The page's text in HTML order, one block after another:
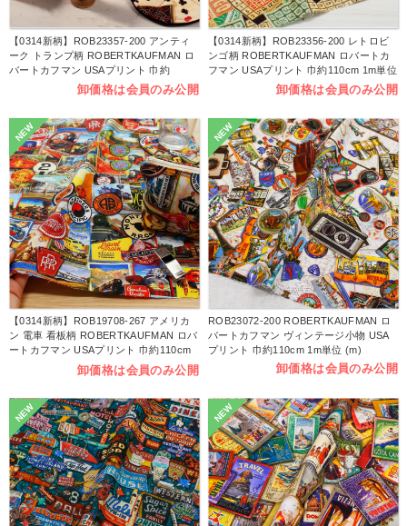
【0314新柄】ROB23357-200 アンティ
ーク トランプ柄 ROBERTKAUFMAN ロ
バートカフマン USAプリント 巾約
110cm 1m単位 (m)卸価格は会員のみ公開
【0314新柄】ROB23356-200 レトロビ
ンゴ柄 ROBERTKAUFMAN ロバートカ
フマン USAプリント 巾約110cm 1m単位
卸価格は会員のみ公開
NEW
【0314新柄】ROB19708-267 アメリカ
ン 電車 看板柄 ROBERTKAUFMAN ロバ
ートカフマン USAプリント 巾約110cm
卸価格は会員のみ公開
NEW
ROB23072-200 ROBERTKAUFMAN ロ
バートカフマン ヴィンテージ小物 USA
プリント 巾約110cm 1m単位 (m)
卸価格は会員のみ公開
NEW NEW